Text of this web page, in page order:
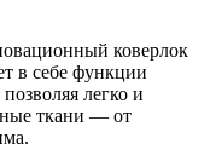
коверлок
в себе функции
легко и
ткани — от